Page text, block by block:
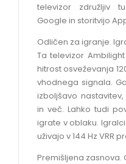
televizor združljiv
Google in storitvijo
Odličen za igranje.
Ta televizor Ambilight
hitrost osveževanja
vhodnega signala.
izboljšavo
in več. Lahko tudi
igrate v oblaku.
uživajo v 144 Hz VRR
Premišljena zasnova.